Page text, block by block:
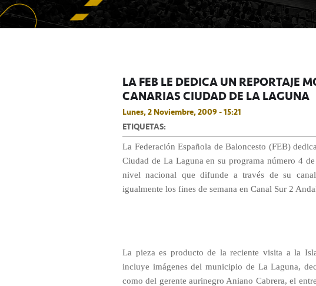
LA FEB LE DEDICA UN REPORTAJE
CANARIAS CIUDAD DE LA LAGUNA
Lunes, 2 Noviembre, 2009 - 15:21
ETIQUETAS:
La Federación Española de Baloncesto (FEB)
Ciudad de La Laguna en su programa número 4
nivel nacional que difunde a través de su
igualmente los fines de semana en Canal Sur 2
La pieza es producto de la reciente visita a la
incluye imágenes del municipio de La Laguna,
como del gerente aurinegro Aniano Cabrera, el